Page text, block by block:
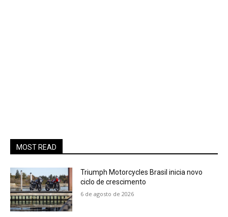
MOST READ
Triumph Motorcycles Brasil inicia novo
ciclo de crescimento
6 de agosto de 2026